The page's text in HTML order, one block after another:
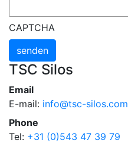
CAPTCHA
TSC Silos
Email
E-mail: info@tsc-silos.com
Phone
Tel: +31 (0)543 47 39 79